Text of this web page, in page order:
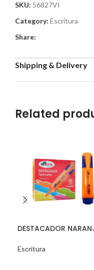
SKU: 56827VI
Category: Escritura
Share:
Shipping & Delivery
Related
DESTACADOR
Escritura